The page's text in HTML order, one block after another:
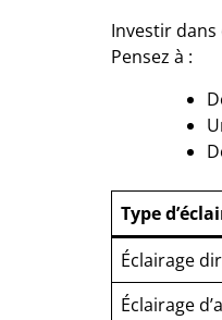
Investir
Pensez à :
Type
Éclairage
Éclairage